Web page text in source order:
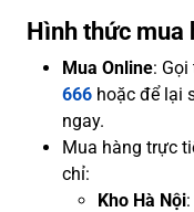
Hình thức mua
Mua Online:
666 hoặc để lại
ngay.
Mua hàng trực
chỉ:
Kho Hà Nội